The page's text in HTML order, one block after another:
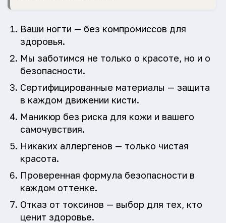
Ваши ногти — без компромиссов для
здоровья.
Мы заботимся не только о красоте, но и о
безопасности.
Сертифицированные материалы — защита
в каждом движении кисти.
Маникюр без риска для кожи и вашего
самочувствия.
Никаких аллергенов — только чистая
красота.
Проверенная формула безопасности в
каждом оттенке.
Отказ от токсинов — выбор для тех, кто
ценит здоровье.